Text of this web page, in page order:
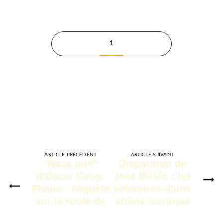
1
ARTICLE PRÉCÉDENT
"Rose nuit"
d'Oscar Coop-
Phane : enquête
sur la route de
ARTICLE SUIVANT
Disparition de
Jane Birkin : les
mémoires d'une
artiste iconique